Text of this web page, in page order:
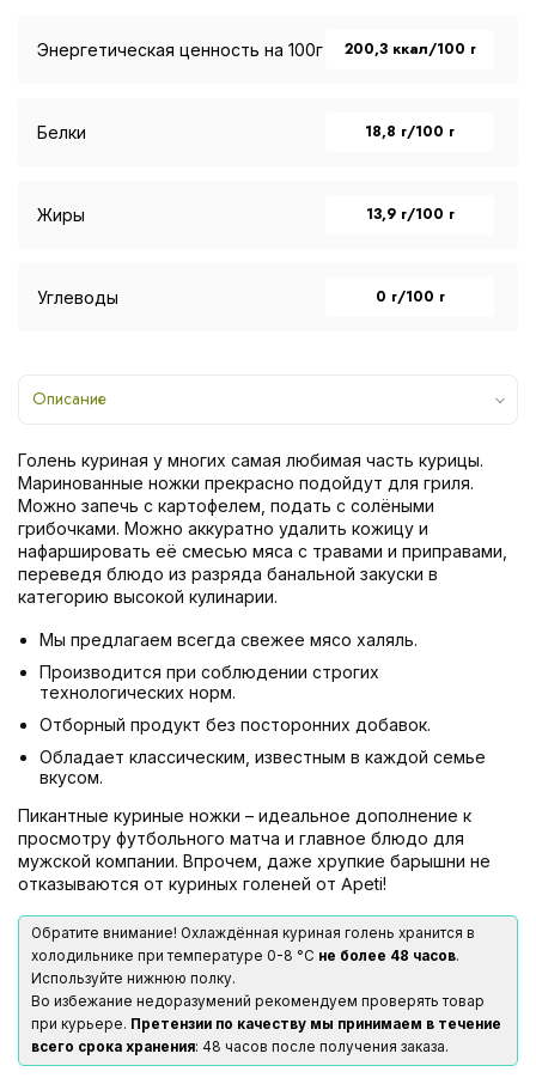
Энергетическая ценность на 100г 200,3 ккал/100 г
Белки 18,8 г/100 г
Жиры 13,9 г/100 г
Углеводы 0 г/100 г
Описание
Голень куриная у многих самая любимая часть курицы.
Маринованные ножки прекрасно подойдут для гриля.
Можно запечь с картофелем, подать с солёными
грибочками. Можно аккуратно удалить кожицу и
нафаршировать её смесью мяса с травами и приправами,
переведя блюдо из разряда банальной закуски в
категорию высокой кулинарии.
Мы предлагаем всегда свежее мясо халяль.
Производится при соблюдении строгих
технологических норм.
Отборный продукт без посторонних добавок.
Обладает классическим, известным в каждой семье
вкусом.
Пикантные куриные ножки – идеальное дополнение к
просмотру футбольного матча и главное блюдо для
мужской компании. Впрочем, даже хрупкие барышни не
отказываются от куриных голеней от Apeti!
Обратите внимание! Охлаждённая куриная голень хранится в
холодильнике при температуре 0-8 °С не более 48 часов.
Используйте нижнюю полку.
Во избежание недоразумений рекомендуем проверять товар
при курьере. Претензии по качеству мы принимаем в течение
всего срока хранения: 48 часов после получения заказа.